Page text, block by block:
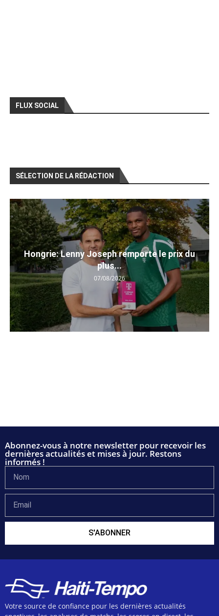
FLUX SOCIAL
SÉLECTION DE LA RÉDACTION
Hongrie: Lenny Joseph remporte le prix du
plus...
07/08/2026
Abonnez-vous à notre newsletter pour recevoir les
dernières actualités et mises à jour. Restons
informés !
S'ABONNER
Votre source de confiance pour les dernières actualités